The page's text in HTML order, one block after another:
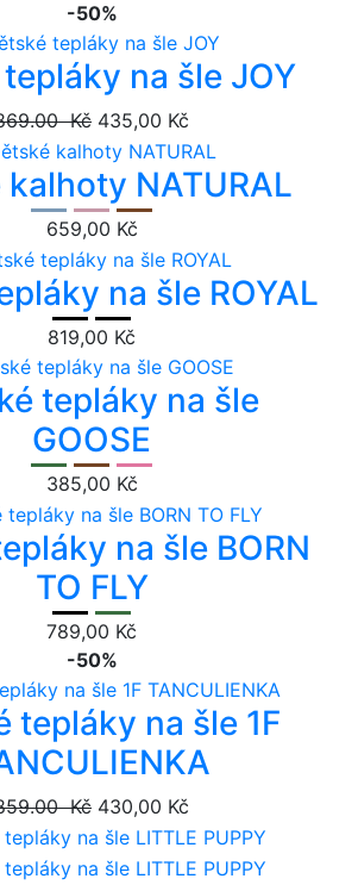
-50%
na šle JOY
Kč 435,00 Kč
kalhoty NATURAL
659,00 Kč
na šle ROYAL
819,00 Kč
tepláky na šle
GOOSE
385,00 Kč
na šle BORN
TO FLY
789,00 Kč
-50%
tepláky na šle 1F
Kč 430,00 Kč